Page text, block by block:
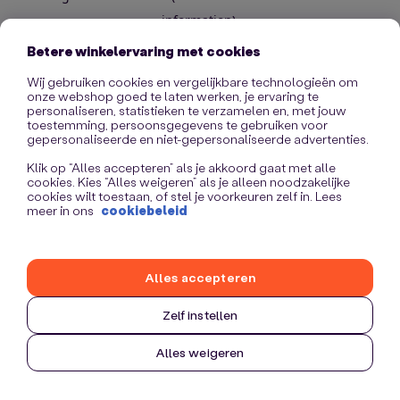
information).
Betere winkelervaring met cookies
Wij gebruiken cookies en vergelijkbare technologieën om
onze webshop goed te laten werken, je ervaring te
personaliseren, statistieken te verzamelen en, met jouw
toestemming, persoonsgegevens te gebruiken voor
gepersonaliseerde en niet-gepersonaliseerde advertenties.
Klik op “Alles accepteren” als je akkoord gaat met alle
cookies. Kies “Alles weigeren” als je alleen noodzakelijke
cookies wilt toestaan, of stel je voorkeuren zelf in. Lees
meer in ons cookiebeleid
Zelf instellen
Alles weigeren
Alles accepteren